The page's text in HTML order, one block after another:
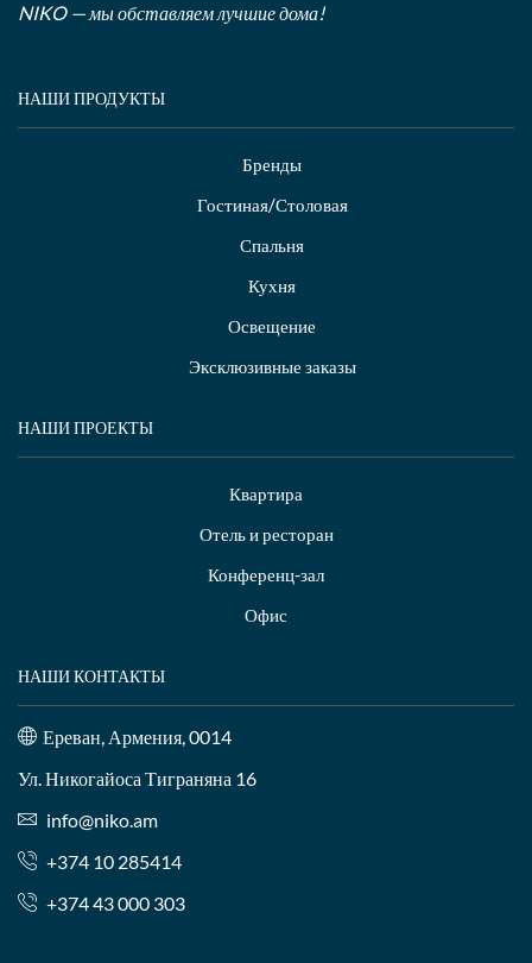
NIKO — мы обставляем лучшие дома!
НАШИ ПРОДУКТЫ
Бренды
Гостиная/Столовая
Спальня
Кухня
Освещение
Эксклюзивные заказы
НАШИ ПРОЕКТЫ
Квартира
Отель и ресторан
Конференц-зал
Офис
НАШИ КОНТАКТЫ
Ереван, Армения, 0014
Ул. Никогайоса Тиграняна 16
info@niko.am
+374 10 285414
+374 43 000 303